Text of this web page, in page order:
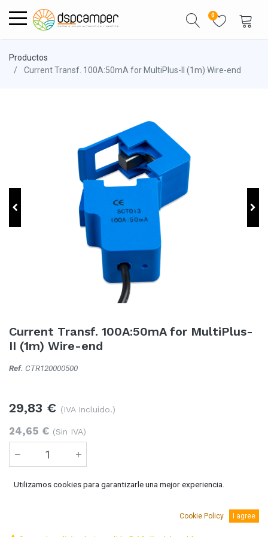
0
Productos
Current Transf. 100A:50mA for MultiPlus-II (1m) Wire-end
Current Transf. 100A:50mA for MultiPlus-
II (1m) Wire-end
Ref. CTR120000500
29,83 € (IVA Incluido.)
24,65 € (Sin IVA)
Añadir al carro
Utilizamos cookies para garantizarle una mejor experiencia.
Cookie Policy I agree